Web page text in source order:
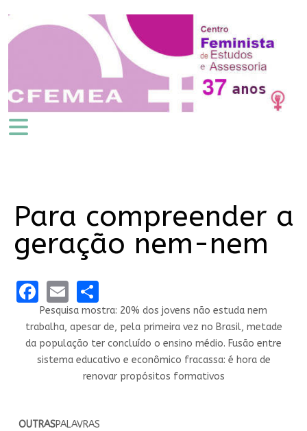
Para compreender a
geração nem-nem
Facebook
EmailShare
Pesquisa mostra: 20% dos jovens não estuda nem
trabalha, apesar de, pela primeira vez no Brasil, metade
da população ter concluído o ensino médio. Fusão entre
sistema educativo e econômico fracassa: é hora de
renovar propósitos formativos
OUTRASPALAVRAS